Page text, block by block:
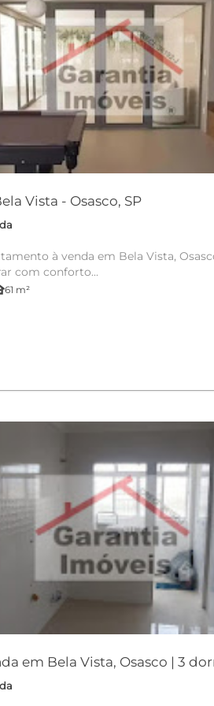
Vista - Osasco, SP
com conforto...
61 m²
em Bela Vista, Osasco | 3